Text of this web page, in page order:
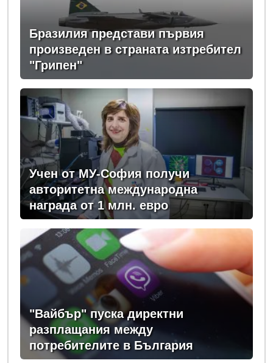
Бразилия представи първия
произведен в страната изтребител
"Грипен"
Учен от МУ-София получи
авторитетна международна
награда от 1 млн. евро
"Вайбър" пуска директни
разплащания между
потребителите в България